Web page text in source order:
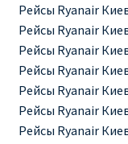
ДЕШЕВЫЕ
ДЕШЕВЫЕ
ДЕШЕВЫЕ
Рейсы Ryanair
Рейсы Ryanair
Рейсы Ryanair
Рейсы Ryanair
Рейсы Ryanair
Рейсы Ryanair
Рейсы Ryanair